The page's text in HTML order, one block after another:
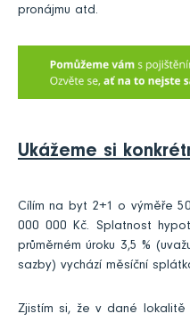
pronájmu atd.
Ukážeme si
Cílím na byt 2+1 o výměře
000 000 Kč. Splatnost
průměrném úroku 3,5 %
sazby) vychází měsíční
Zjistím si, že v dané lokalitě